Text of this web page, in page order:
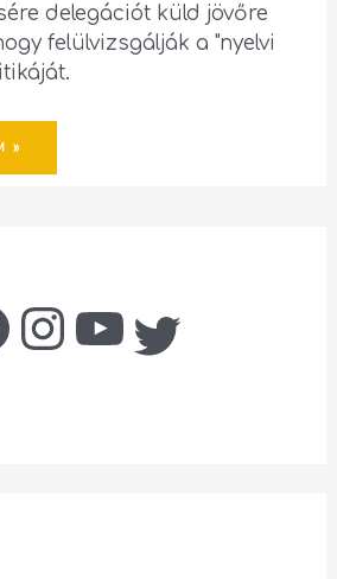
delegációt küld jövőre
felülvizsgálják a "nyelvi
»